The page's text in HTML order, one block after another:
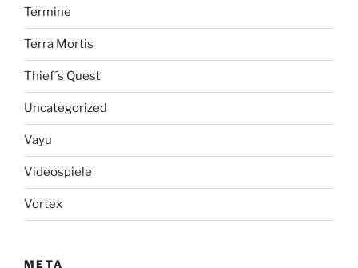
Termine
Terra Mortis
Thief´s Quest
Uncategorized
Vayu
Videospiele
Vortex
META